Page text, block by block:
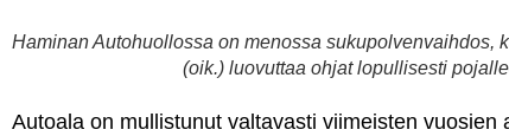
Haminan Autohuollossa on menossa sukupolvenvaihdos,
(oik.) luovuttaa ohjat lopullisesti
Autoala on mullistunut valtavasti viimeisten vuosien